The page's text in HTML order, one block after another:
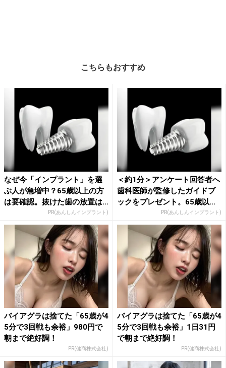
こちらもおすすめ
なぜ今「インプラント」を選
ぶ人が急増中？65歳以上の方
は要確認。抜けた歯の放置は...
PR(あんしんインプラント)
＜約1分＞アンケート回答者へ
歯科医師が監修したガイドブ
ックをプレゼント。65歳以...
PR(あんしんインプラント)
バイアグラは捨てた「65歳が4
5分で3回戦も余裕」980円で
朝まで絶好調！
PR(健商株式会社)
バイアグラは捨てた「65歳が4
5分で3回戦も余裕」1日31円
で朝まで絶好調！
PR(健商株式会社)